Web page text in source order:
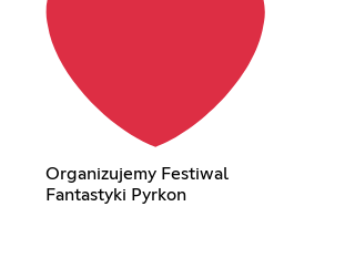
Organizujemy Festiwal
Fantastyki Pyrkon